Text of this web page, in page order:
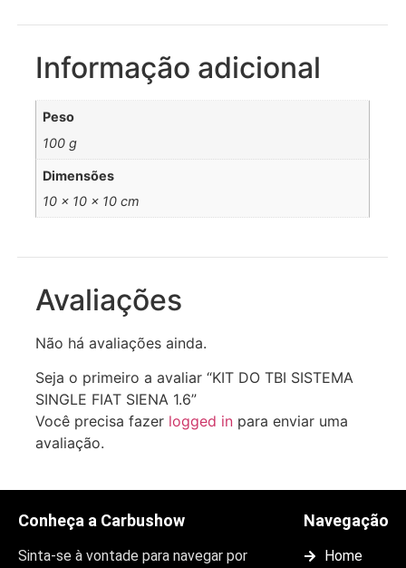
Informação adicional
Peso
100 g
Dimensões
10 × 10 × 10 cm
Avaliações
Não há avaliações ainda.
Seja o primeiro a avaliar “KIT DO TBI SISTEMA
SINGLE FIAT SIENA 1.6”
Você precisa fazer logged in para enviar uma
avaliação.
Conheça a Carbushow
Sinta-se à vontade para navegar por
Navegação
Home